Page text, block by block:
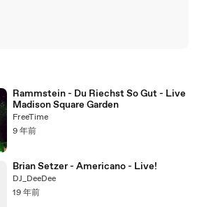
Rammstein - Du Riechst So Gut - Live
Madison Square Garden
FreeTime
9 年前
Brian Setzer - Americano - Live!
DJ_DeeDee
19 年前